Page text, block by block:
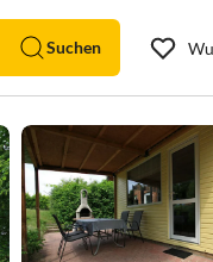
Suchen